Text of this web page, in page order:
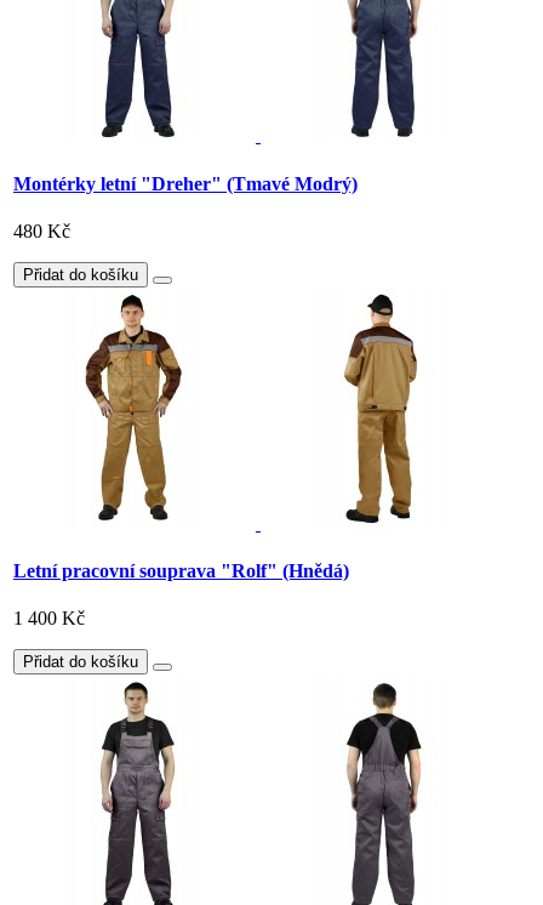
Montérky letní "Dreher" (Tmavé Modrý)
480 Kč
Přidat do košíku
Letní pracovní souprava "Rolf" (Hnědá)
1 400 Kč
Přidat do košíku